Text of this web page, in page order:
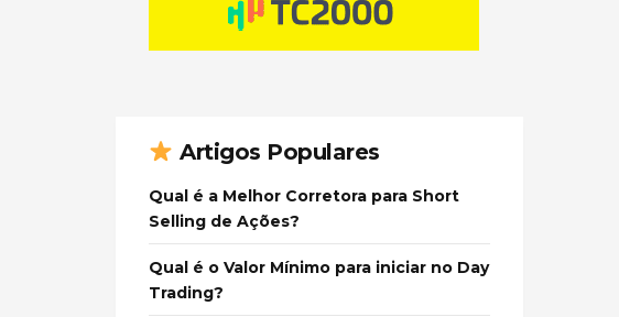
Artigos Populares
Qual é a Melhor Corretora para Short
Selling de Ações?
Qual é o Valor Mínimo para iniciar no Day
Trading?